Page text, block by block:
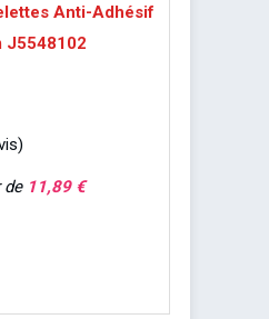
Anti-Adhésif
J5548102
de 11,89 €